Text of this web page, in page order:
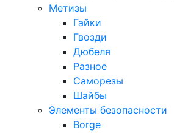
Метизы
Гайки
Гвозди
Дюбеля
Разное
Саморезы
Шайбы
Элементы безопасности
Borge